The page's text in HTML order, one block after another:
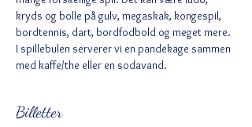
kryds og bolle på gulv, megaskak, kongespil,
bordtennis, dart, bordfodbold og meget mere.
I spillebulen serverer vi en pandekage sammen
med kaffe/the eller en sodavand.
Billetter